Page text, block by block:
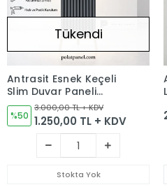
Tükendi
Antrasit Esnek Keçeli
Slim Duvar Paneli
100cm
%50
3.000,00 TL + KDV
1.250,00 TL + KDV
Stokta Yok